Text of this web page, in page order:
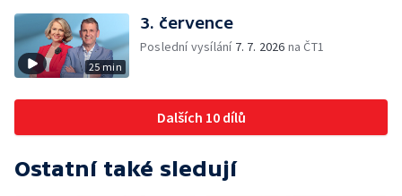
25 min
3. července
Poslední vysílání 7. 7. 2026 na ČT1
Dalších 10 dílů
Ostatní také sledují